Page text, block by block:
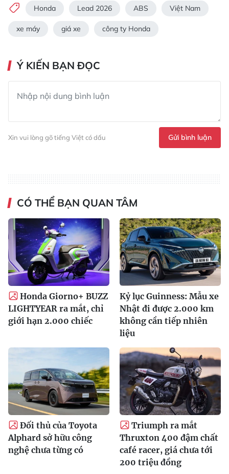
Honda Lead 2026 ABS Việt Nam
xe máy giá xe công ty Honda
Ý KIẾN BẠN ĐỌC
Xin vui lòng gõ tiếng Việt có dấu Gửi bình luận
CÓ THỂ BẠN QUAN TÂM
Honda Giorno+ BUZZ
LIGHTYEAR ra mắt, chỉ
giới hạn 2.000 chiếc
Kỷ lục Guinness: Mẫu xe
Nhật đi được 2.000 km
không cần tiếp nhiên
liệu
Đối thủ của Toyota
Alphard sở hữu công
nghệ chưa từng có
Triumph ra mắt
Thruxton 400 đậm chất
café racer, giá chưa tới
200 triệu đồng